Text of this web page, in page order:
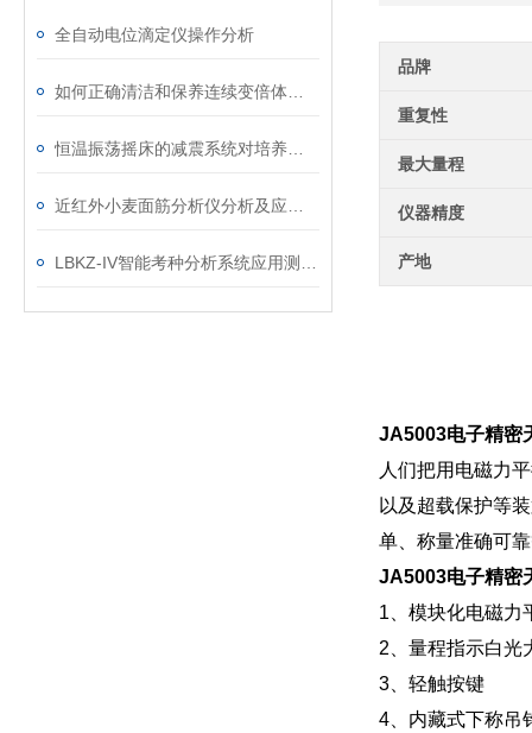
全自动电位滴定仪操作分析
品牌
重复性
最大量程
仪器精度
产地
JA5003电子精密
人们把用电磁力
以及超载保护等
单、称量准确可
JA5003电子精密
1、模块化电磁力
2、量程指示白光
3、轻触按键
4、内藏式下称吊